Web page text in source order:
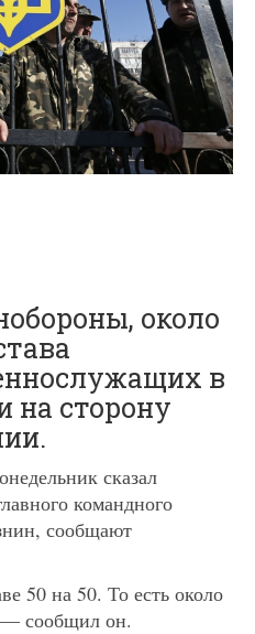
около
в
сторону
сказал
командного
сообщают
50 на 50. То есть около
— сообщил он.